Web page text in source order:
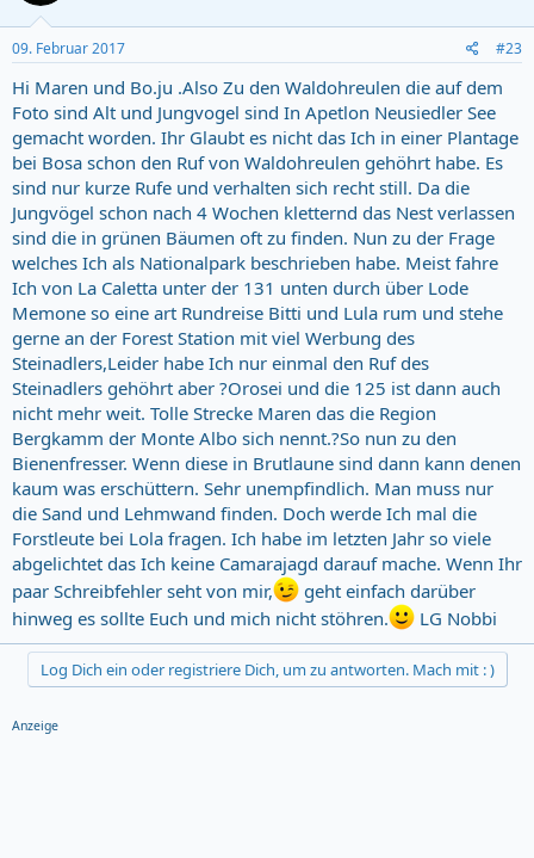
09. Februar 2017 #23
Hi Maren und Bo.ju .Also Zu den Waldohreulen die auf dem
Foto sind Alt und Jungvogel sind In Apetlon Neusiedler See
gemacht worden. Ihr Glaubt es nicht das Ich in einer Plantage
bei Bosa schon den Ruf von Waldohreulen gehöhrt habe. Es
sind nur kurze Rufe und verhalten sich recht still. Da die
Jungvögel schon nach 4 Wochen kletternd das Nest verlassen
sind die in grünen Bäumen oft zu finden. Nun zu der Frage
welches Ich als Nationalpark beschrieben habe. Meist fahre
Ich von La Caletta unter der 131 unten durch über Lode
Memone so eine art Rundreise Bitti und Lula rum und stehe
gerne an der Forest Station mit viel Werbung des
Steinadlers,Leider habe Ich nur einmal den Ruf des
Steinadlers gehöhrt aber ?Orosei und die 125 ist dann auch
nicht mehr weit. Tolle Strecke Maren das die Region
Bergkamm der Monte Albo sich nennt.?So nun zu den
Bienenfresser. Wenn diese in Brutlaune sind dann kann denen
kaum was erschüttern. Sehr unempfindlich. Man muss nur
die Sand und Lehmwand finden. Doch werde Ich mal die
Forstleute bei Lola fragen. Ich habe im letzten Jahr so viele
abgelichtet das Ich keine Camarajagd darauf mache. Wenn Ihr
paar Schreibfehler seht von mir,
geht einfach darüber
hinweg es sollte Euch und mich nicht stöhren.
LG Nobbi
Log Dich ein oder registriere Dich, um zu antworten. Mach mit : )
Anzeige